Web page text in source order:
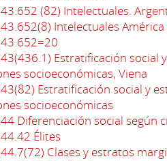
(82) Intelectuales.
Intelectuales América
Estratificación social
socioeconómicas, Viena
Estratificación social y
socioeconómicas
Diferenciación social según
Élites
Clases y estratos